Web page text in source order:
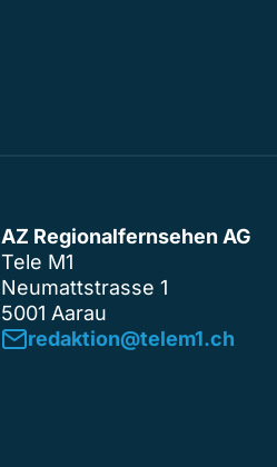
AZ Regionalfernsehen AG
Tele M1
Neumattstrasse 1
5001 Aarau
redaktion@telem1.ch